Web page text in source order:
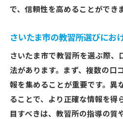
で、信頼性を高めることができま
さいたま市の教習所選びにお
さいたま市で教習所を選ぶ際、
法があります。まず、複数の口
報を集めることが重要です。異
ることで、より正確な情報を得
目すべきは、教習所の指導の質